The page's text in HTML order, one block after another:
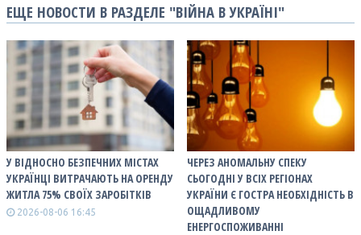
ЕЩЕ НОВОСТИ В РАЗДЕЛЕ "ВІЙНА В УКРАЇНІ"
У ВІДНОСНО БЕЗПЕЧНИХ МІСТАХ
УКРАЇНЦІ ВИТРАЧАЮТЬ НА ОРЕНДУ
ЖИТЛА 75% СВОЇХ ЗАРОБІТКІВ
2026-08-06 16:45
ЧЕРЕЗ АНОМАЛЬНУ СПЕКУ
СЬОГОДНІ У ВСІХ РЕГІОНАХ
УКРАЇНИ Є ГОСТРА НЕОБХІДНІСТЬ В
ОЩАДЛИВОМУ
ЕНЕРГОСПОЖИВАННІ